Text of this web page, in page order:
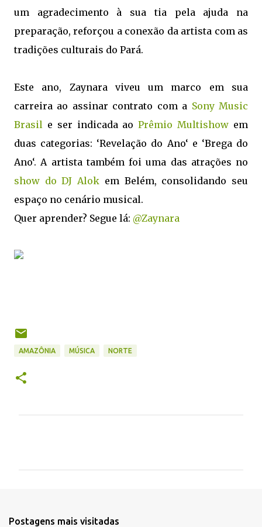
um agradecimento à sua tia pela ajuda na
preparação, reforçou a conexão da artista com as
tradições culturais do Pará.
Este ano, Zaynara viveu um marco em sua
carreira ao assinar contrato com a Sony Music
Brasil e ser indicada aoPrêmio Multishow em
duas categorias: ‘Revelação do Ano‘ e ‘Brega do
Ano‘. A artista também foi uma das atrações no
show do DJ Alok em Belém, consolidando seu
espaço no cenário musical.
Quer aprender? Segue lá: @Zaynara
AMAZÔNIA MÚSICA NORTE
Postagens mais visitadas